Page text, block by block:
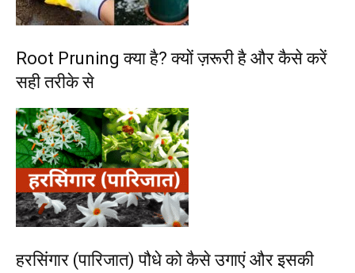
Root Pruning क्या है? क्यों ज़रूरी है और कैसे करें
सही तरीके से
हरसिंगार (पारिजात) पौधे को कैसे उगाएं और इसकी